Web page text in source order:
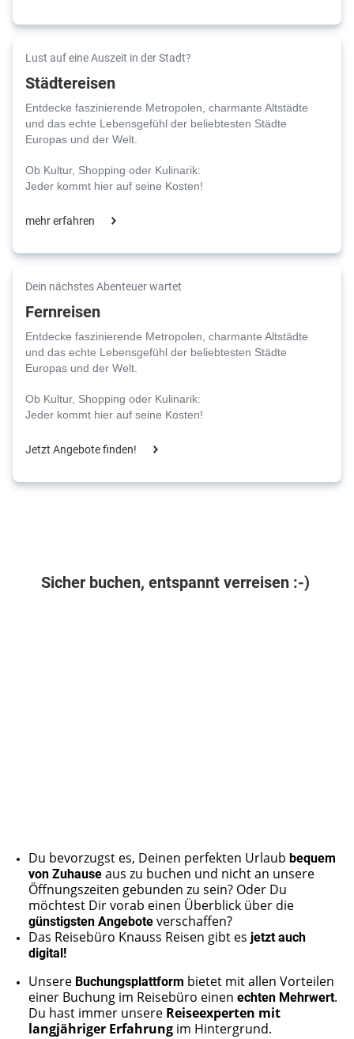
Lust auf eine Auszeit in der Stadt?
Städtereisen
Entdecke faszinierende Metropolen, charmante Altstädte
und das echte Lebensgefühl der beliebtesten Städte
Europas und der Welt.
Ob Kultur, Shopping oder Kulinarik:
Jeder kommt hier auf seine Kosten!
mehr erfahren
Dein nächstes Abenteuer wartet
Fernreisen
Entdecke faszinierende Metropolen, charmante Altstädte
und das echte Lebensgefühl der beliebtesten Städte
Europas und der Welt.
Ob Kultur, Shopping oder Kulinarik:
Jeder kommt hier auf seine Kosten!
Jetzt Angebote finden!
Sicher buchen, entspannt verreisen :-)
Du bevorzugst es, Deinen perfekten Urlaub bequem
von Zuhauseaus zu buchen und nicht an unsere
Öffnungszeiten gebunden zu sein? Oder Du
möchtest Dir vorab einen Überblick über die
günstigsten Angeboteverschaffen?
Das Reisebüro Knauss Reisen gibt es jetzt auch
digital!
Unsere Buchungsplattform bietet mit allen Vorteilen
einer Buchung im Reisebüro einen echten Mehrwert.
Du hast immer unsere Reiseexperten mit
langjähriger Erfahrung im Hintergrund.